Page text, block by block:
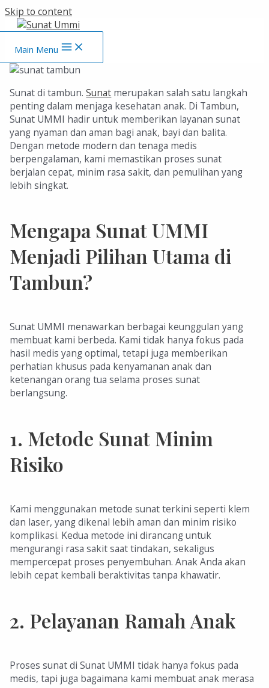
Skip to content
Main Menu
Sunat di tambun.Sunat merupakan salah satu langkah
penting dalam menjaga kesehatan anak. Di Tambun,
Sunat UMMI hadir untuk memberikan layanan sunat
yang nyaman dan aman bagi anak, bayi dan balita.
Dengan metode modern dan tenaga medis
berpengalaman, kami memastikan proses sunat
berjalan cepat, minim rasa sakit, dan pemulihan yang
lebih singkat.
Mengapa Sunat UMMI
Menjadi Pilihan Utama di
Tambun?
Sunat UMMI menawarkan berbagai keunggulan yang
membuat kami berbeda. Kami tidak hanya fokus pada
hasil medis yang optimal, tetapi juga memberikan
perhatian khusus pada kenyamanan anak dan
ketenangan orang tua selama proses sunat
berlangsung.
1. Metode Sunat Minim
Risiko
Kami menggunakan metode sunat terkini seperti klem
dan laser, yang dikenal lebih aman dan minim risiko
komplikasi. Kedua metode ini dirancang untuk
mengurangi rasa sakit saat tindakan, sekaligus
mempercepat proses penyembuhan. Anak Anda akan
lebih cepat kembali beraktivitas tanpa khawatir.
2. Pelayanan Ramah Anak
Proses sunat di Sunat UMMI tidak hanya fokus pada
medis, tapi juga bagaimana kami membuat anak merasa